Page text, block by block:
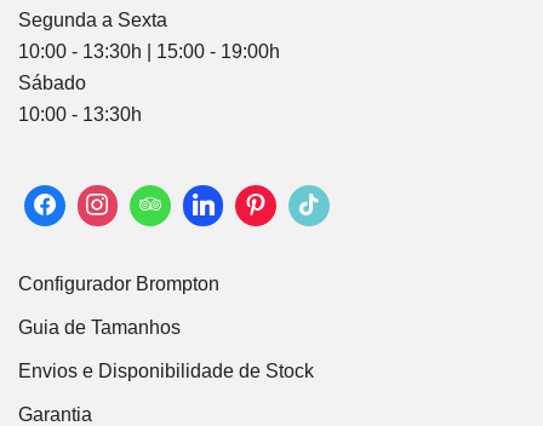
Segunda a Sexta
10:00 - 13:30h | 15:00 - 19:00h
Sábado
10:00 - 13:30h
Configurador Brompton
Guia de Tamanhos
Envios e Disponibilidade de Stock
Garantia